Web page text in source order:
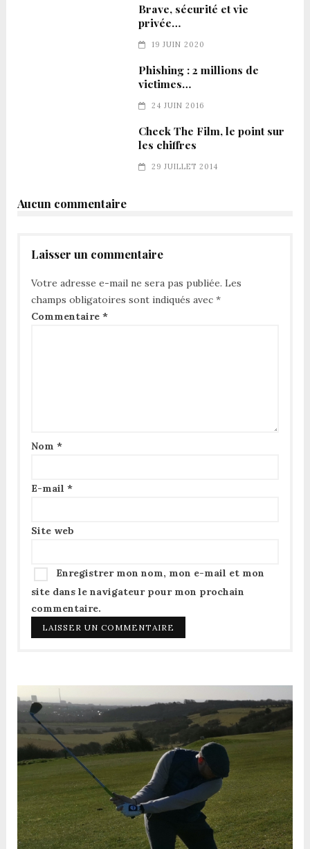
Brave, sécurité et vie
privée…
19 JUIN 2020
Phishing : 2 millions de
victimes…
24 JUIN 2016
Check The Film, le point sur
les chiffres
29 JUILLET 2014
Aucun commentaire
Laisser un commentaire
Votre adresse e-mail ne sera pas publiée. Les
champs obligatoires sont indiqués avec *
Commentaire *
Nom *
E-mail *
Site web
Enregistrer mon nom, mon e-mail et mon
site dans le navigateur pour mon prochain
commentaire.